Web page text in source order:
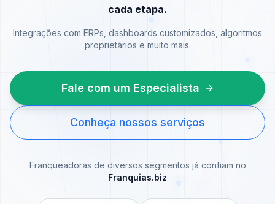
cada etapa.
Integrações com ERPs, dashboards customizados, algoritmos
proprietários e muito mais.
Fale com um Especialista
Conheça nossos serviços
Franqueadoras de diversos segmentos já confiam no
Franquias.biz